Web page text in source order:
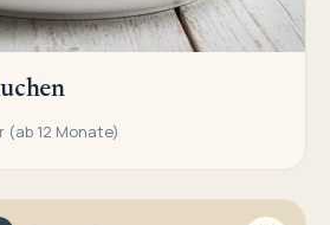
(ab 12 Monate)